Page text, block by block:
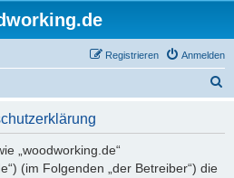
Anmelden
Registrieren
„woodworking.de“
(im Folgenden „der Betreiber“) die